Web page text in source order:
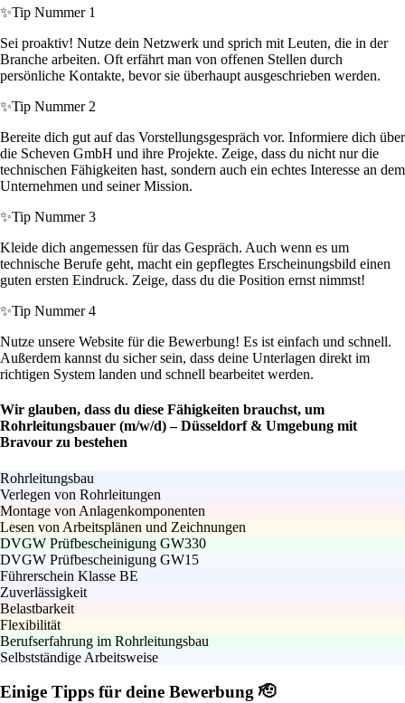
✨Tip Nummer 1
Sei proaktiv! Nutze dein Netzwerk und sprich mit Leuten, die in der
Branche arbeiten. Oft erfährt man von offenen Stellen durch
persönliche Kontakte, bevor sie überhaupt ausgeschrieben werden.
✨Tip Nummer 2
Bereite dich gut auf das Vorstellungsgespräch vor. Informiere dich über
die Scheven GmbH und ihre Projekte. Zeige, dass du nicht nur die
technischen Fähigkeiten hast, sondern auch ein echtes Interesse an dem
Unternehmen und seiner Mission.
✨Tip Nummer 3
Kleide dich angemessen für das Gespräch. Auch wenn es um
technische Berufe geht, macht ein gepflegtes Erscheinungsbild einen
guten ersten Eindruck. Zeige, dass du die Position ernst nimmst!
✨Tip Nummer 4
Nutze unsere Website für die Bewerbung! Es ist einfach und schnell.
Außerdem kannst du sicher sein, dass deine Unterlagen direkt im
richtigen System landen und schnell bearbeitet werden.
Wir glauben, dass du diese Fähigkeiten brauchst, um
Rohrleitungsbauer (m/w/d) – Düsseldorf & Umgebung mit
Bravour zu bestehen
Rohrleitungsbau
Verlegen von Rohrleitungen
Montage von Anlagenkomponenten
Lesen von Arbeitsplänen und Zeichnungen
DVGW Prüfbescheinigung GW330
DVGW Prüfbescheinigung GW15
Führerschein Klasse BE
Zuverlässigkeit
Belastbarkeit
Flexibilität
Berufserfahrung im Rohrleitungsbau
Selbstständige Arbeitsweise
Einige Tipps für deine Bewerbung 🫡